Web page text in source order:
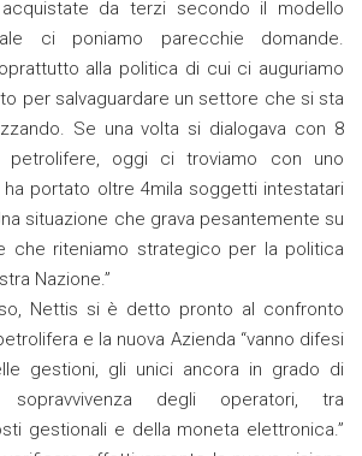
da terzi secondo il modello
ci poniamo parecchie domande.
alla politica di cui ci auguriamo
per salvaguardare un settore che si sta
Se una volta si dialogava con 8
petrolifere, oggi ci troviamo con uno
portato oltre 4mila soggetti intestatari
situazione che grava pesantemente su
che riteniamo strategico per la politica
Nazione.”
Nettis si è detto pronto al confronto
e la nuova Azienda “vanno difesi
gestioni, gli unici ancora in grado di
sopravvivenza degli operatori, tra
gestionali e della moneta elettronica.”